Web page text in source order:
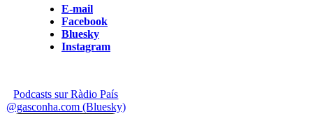
E-mail
Facebook
Bluesky
Instagram
Podcasts sur Ràdio País
@gasconha.com (Bluesky)